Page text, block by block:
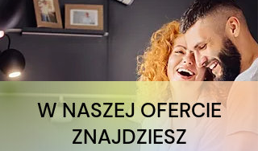
W NASZEJ OFERCIE
ZNAJDZIESZ